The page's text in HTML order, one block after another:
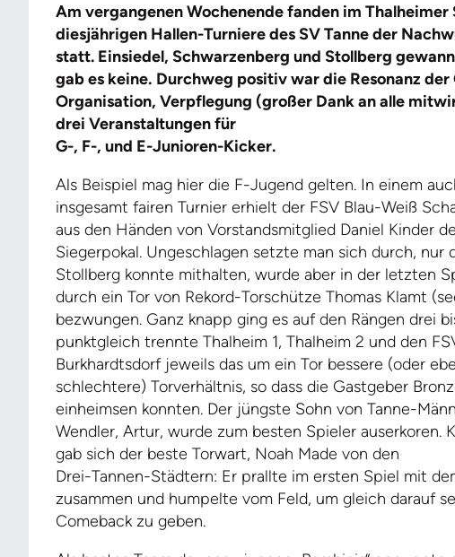
Am vergangenen Wochenende fanden im
diesjährigen Hallen-Turniere des SV Tanne der
statt. Einsiedel, Schwarzenberg und Stollberg
gab es keine. Durchweg positiv war die Resonanz
Organisation, Verpflegung (großer Dank an alle
drei Veranstaltungen für
G-, F-, und E-Junioren-Kicker.
Als Beispiel mag hier die F-Jugend gelten. In einem
insgesamt fairen Turnier erhielt der FSV Blau-Weiß
aus den Händen von Vorstandsmitglied Daniel Kinder
Siegerpokal. Ungeschlagen setzte man sich durch, nur
Stollberg konnte mithalten, wurde aber in der letzten
durch ein Tor von Rekord-Torschütze Thomas Klamt
bezwungen. Ganz knapp ging es auf den Rängen drei
punktgleich trennte Thalheim 1, Thalheim 2 und den
Burkhardtsdorf jeweils das um ein Tor bessere (oder
schlechtere) Torverhältnis, so dass die Gastgeber
einheimsen konnten. Der jüngste Sohn von Tanne-
Wendler, Artur, wurde zum besten Spieler auserkoren.
gab sich der beste Torwart, Noah Made von den
Drei-Tannen-Städtern: Er prallte im ersten Spiel mit
zusammen und humpelte vom Feld, um gleich darauf
Comeback zu geben.